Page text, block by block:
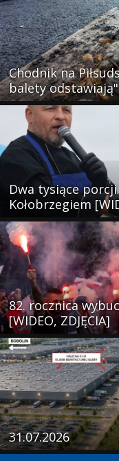
Chodnik na
balety odstawiają"
Dwa tysiące
Kołobrzegiem
82. rocznica
[WIDEO, ZDJĘCIA]
31.07.2026